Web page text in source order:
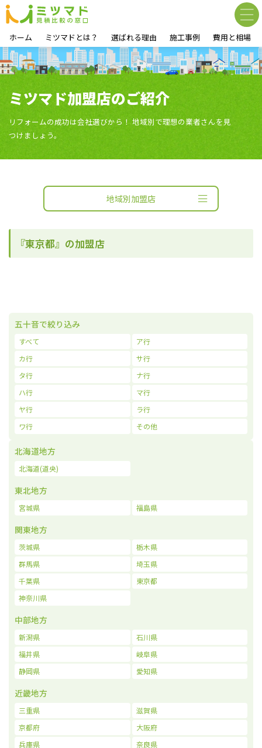
ホーム ミツマドとは？ 選ばれる理由 施工事例 費用と相場
ミツマド加盟店のご紹介
リフォームの成功は会社選びから！ 地域別で理想の業者さんを見
つけましょう。
地域別加盟店
『東京都』の加盟店
五十音で絞り込み
すべて
ア行
カ行
サ行
タ行
ナ行
ハ行
マ行
ヤ行
ラ行
ワ行
その他
北海道地方
北海道(道央)
東北地方
宮城県 福島県
関東地方
茨城県
栃木県
群馬県
埼玉県
千葉県
東京都
神奈川県
中部地方
新潟県
石川県
福井県
岐阜県
静岡県
愛知県
近畿地方
三重県
滋賀県
京都府
大阪府
兵庫県
奈良県